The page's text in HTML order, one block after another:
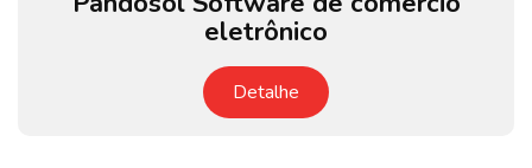
eletrônico
Detalhe